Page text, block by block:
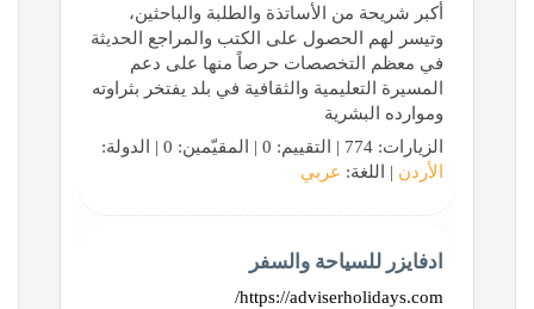
أكبر شريحة من الأساتذة والطلبة والباحثين،
وتيسر لهم الحصول على الكتب والمراجع الحديثة
في معظم التخصصات حرصاً منها على دعم
المسيرة التعليمية والثقافية في بلد يفتخر بثراوته
وموارده البشرية
الزيارات: 774 | التقييم: 0 | المقيّمين: 0 | الدولة:
الأردن | اللغة: عربي
ادفايزر للسياحة والسفر
https://adviserholidays.com/